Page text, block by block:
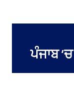
ਪੰਜਾਬ